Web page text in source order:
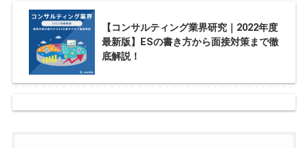
【コンサルティング業界研究｜2022年度
最新版】ESの書き方から面接対策まで徹
底解説！